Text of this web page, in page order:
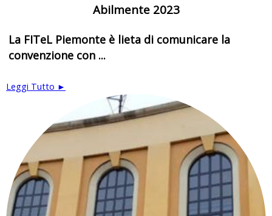
Abilmente 2023
La FITeL Piemonte è lieta di comunicare la
convenzione con ...
Leggi Tutto ►